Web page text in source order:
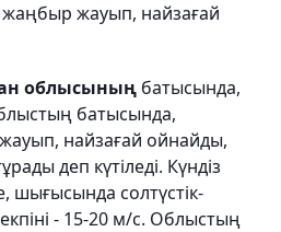
жаңбыр жауып, найзағай
облысының батысында,
батысында,
найзағай ойнайды,
деп күтіледі. Күндіз
шығысында солтүстік-
- 15-20 м/с. Облыстың